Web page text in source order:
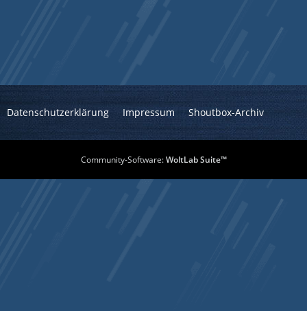
Datenschutzerklärung Impressum Shoutbox-Archiv
Community-Software:WoltLab Suite™